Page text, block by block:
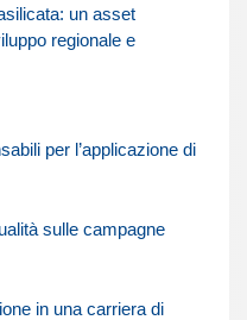
un asset
regionale e
per l’applicazione di
sulle campagne
in una carriera di